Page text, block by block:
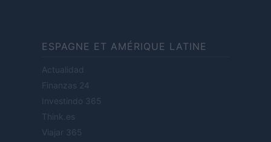
ESPAGNE ET AMÉRIQUE LATINE
Actualidad
Finanzas 24
Investindo 365
Think.es
Viajar 365